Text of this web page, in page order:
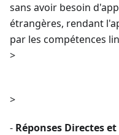
sans avoir besoin
étrangères, rendant
par les compétences
>
>
- Réponses Directes et